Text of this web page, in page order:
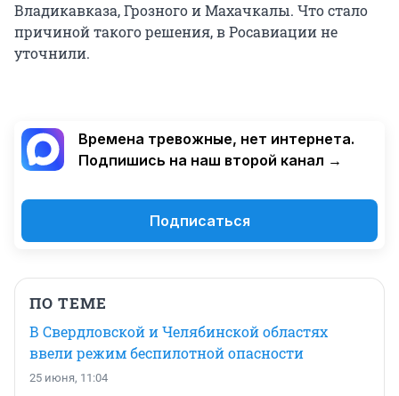
Владикавказа, Грозного и Махачкалы. Что стало
причиной такого решения, в Росавиации не
уточнили.
Времена тревожные, нет интернета.
Подпишись на наш второй канал →
Подписаться
ПО ТЕМЕ
В Свердловской и Челябинской областях
ввели режим беспилотной опасности
25 июня, 11:04